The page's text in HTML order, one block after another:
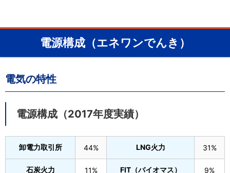
電源構成（エネワンでんき）
電気の特性
電源構成（2017年度実績）
卸電力取引所 44% LNG火力 31%
石炭火力 11% FIT（バイオマス） 9%